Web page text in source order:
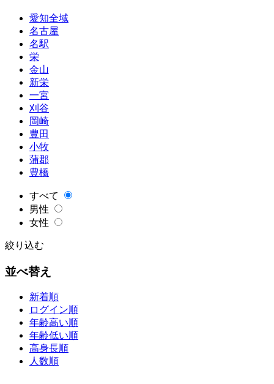
愛知全域
名古屋
名駅
栄
金山
新栄
一宮
刈谷
岡崎
豊田
小牧
蒲郡
豊橋
すべて
男性
女性
絞り込む
並べ替え
新着順
ログイン順
年齢高い順
年齢低い順
高身長順
人数順